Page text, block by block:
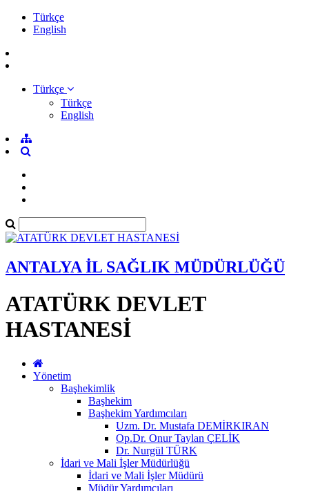
Türkçe
English
Türkçe
Türkçe
English
ANTALYA İL SAĞLIK MÜDÜRLÜĞÜ
ATATÜRK DEVLET
HASTANESİ
Yönetim
Başhekimlik
Başhekim
Başhekim Yardımcıları
Uzm. Dr. Mustafa DEMİRKIRAN
Op.Dr. Onur Taylan ÇELİK
Dr. Nurgül TÜRK
İdari ve Mali İşler Müdürlüğü
İdari ve Mali İşler Müdürü
Müdür Yardımcıları